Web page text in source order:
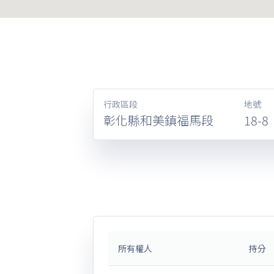
行政區段
彰化縣和美鎮福馬段
地號
18-8
所有權人 持分